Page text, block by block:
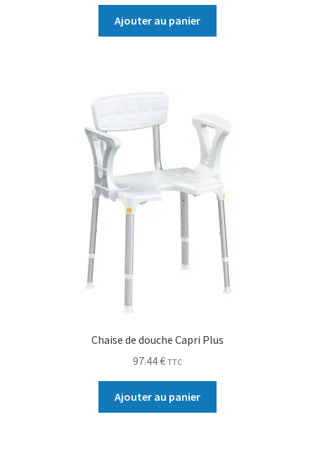
Ajouter au panier
Chaise de douche Capri Plus
97.44€ TTC
Ajouter au panier